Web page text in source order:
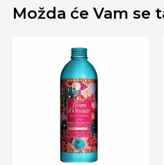
Možda će Vam se